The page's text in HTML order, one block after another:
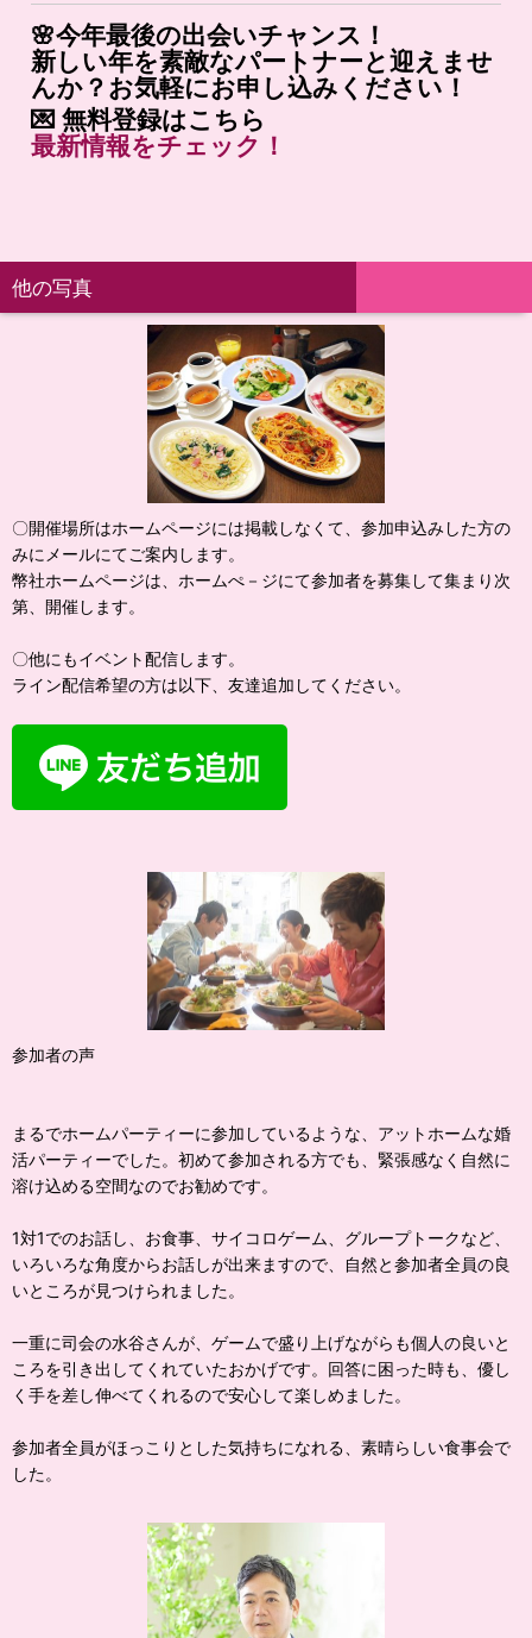
🌸今年最後の出会いチャンス！
新しい年を素敵なパートナーと迎えませ
んか？お気軽にお申し込みください！
💌 無料登録はこちら
最新情報をチェック！
他の写真
〇開催場所はホームページには掲載しなくて、参加申込みした方の
みにメールにてご案内します。
幣社ホームページは、ホームぺ－ジにて参加者を募集して集まり次
第、開催します。
〇他にもイベント配信します。
ライン配信希望の方は以下、友達追加してください。
参加者の声
まるでホームパーティーに参加しているような、アットホームな婚
活パーティーでした。初めて参加される方でも、緊張感なく自然に
溶け込める空間なのでお勧めです。
1対1でのお話し、お食事、サイコロゲーム、グループトークなど、
いろいろな角度からお話しが出来ますので、自然と参加者全員の良
いところが見つけられました。
一重に司会の水谷さんが、ゲームで盛り上げながらも個人の良いと
ころを引き出してくれていたおかげです。回答に困った時も、優し
く手を差し伸べてくれるので安心して楽しめました。
参加者全員がほっこりとした気持ちになれる、素晴らしい食事会で
した。